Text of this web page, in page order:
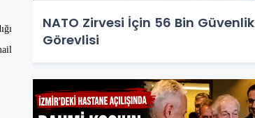
NATO Zirvesi İçin 56 Bin Güvenlik
Görevlisi